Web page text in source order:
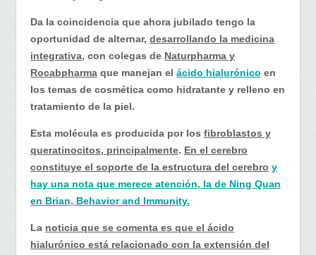
Da la coincidencia que ahora jubilado tengo la
oportunidad de alternar, desarrollando la medicina
integrativa, con colegas de Naturpharma y
Rocabpharma que manejan el ácido hialurónico en
los temas de cosmética como hidratante y relleno en
tratamiento de la piel.
Esta molécula es producida por los fibroblastos y
queratinocitos, principalmente. En el cerebro
constituye el soporte de la estructura del cerebro y
hay una nota que merece atención, la de Ning Quan
en Brian, Behavior and Immunity.
La noticia que se comenta es que el ácido
hialurónico está relacionado con la extensión del